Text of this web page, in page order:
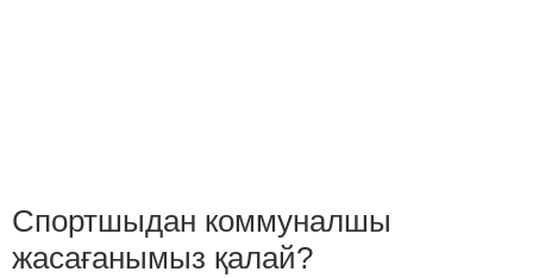
Спортшыдан коммуналшы
жасағанымыз қалай?